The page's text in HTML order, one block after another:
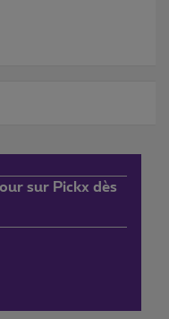
sur Pickx dès